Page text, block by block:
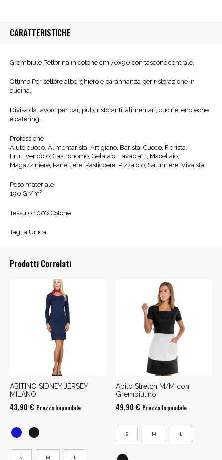
CARATTERISTICHE
Grembiule Pettorina in cotone cm 70x90 con tascone centrale.
Ottimo Per settore alberghiero e parannanza per ristorazione in
cucina.
Divisa da lavoro per bar, pub, ristoranti, alimentari, cucine, enoteche
e catering.
Professione
Aiuto cuoco, Alimentarista, Artigiano, Barista, Cuoco, Fiorista,
Fruttivendolo, Gastronomo, Gelataio, Lavapiatti, Macellaio,
Magazziniere, Panettiere, Pasticcere, Pizzaiolo, Salumiere, Vivaista
Peso materiale
190 Gr/m²
Tessuto 100% Cotone
Taglia Unica
Prodotti Correlati
ABITINO SIDNEY JERSEY
MILANO
43,90 € Prezzo Imponibile
S M L
Abito Stretch M/M con
Grembiulino
49,90 € Prezzo Imponibile
S M L